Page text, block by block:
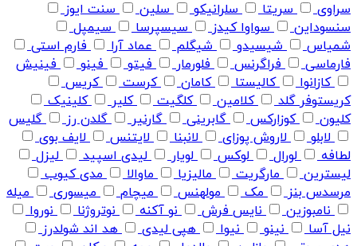
سراوی سریتا سلرانیکو سلین
سنت ایوز
سنسوداین
سواوا کیدز سیسپرسا
سیمپل
شمیاس
شیسیدو شیگلم عماد آرا
فارم استی
فارماسی
فراگرنس فلورمار فیتو فینو
فینیش
کازانوا
کالیستا کامان کرست
کریس
کریستوفر گلد
کلامین کلگیت کلیر
کلینیک
کلیون
کوزارکس گابرینی گارنیر گلدن رز
گلیس
لابلو
لاروش پوزای لانبنا لایتنس
لایف بوی
لطافه
لورال لوکس لویار لیدی اسپید
لیزل
لیسترین
مارگریت مالیزیا ماوالا
مدی کیوب
مرسدس بنز
مک مولهنس میچام میسوری
میله
نامبوزین
نایس فرش نو آکنه نوتروژنا
نوروا
نیل آسا
نینو نیوا هپی لیدی
هد اند شولدرز